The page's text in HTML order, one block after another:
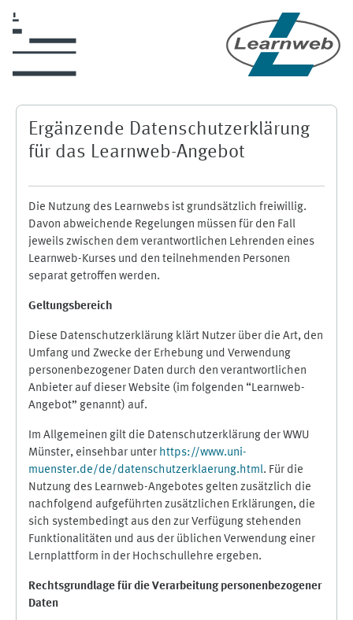
Ergänzende Datenschutzerklärung
für das Learnweb-Angebot
Die Nutzung des Learnwebs ist grundsätzlich freiwillig.
Davon abweichende Regelungen müssen für den Fall
jeweils zwischen dem verantwortlichen Lehrenden eines
Learnweb-Kurses und den teilnehmenden Personen
separat getroffen werden.
Geltungsbereich
Diese Datenschutzerklärung klärt Nutzer über die Art, den
Umfang und Zwecke der Erhebung und Verwendung
personenbezogener Daten durch den verantwortlichen
Anbieter auf dieser Website (im folgenden “Learnweb-
Angebot” genannt) auf.
Im Allgemeinen gilt die Datenschutzerklärung der WWU
Münster, einsehbar unter https://www.uni-
muenster.de/de/datenschutzerklaerung.html. Für die
Nutzung des Learnweb-Angebotes gelten zusätzlich die
nachfolgend aufgeführten zusätzlichen Erklärungen, die
sich systembedingt aus den zur Verfügung stehenden
Funktionalitäten und aus der üblichen Verwendung einer
Lernplattform in der Hochschullehre ergeben.
Rechtsgrundlage für die Verarbeitung personenbezogener
Daten